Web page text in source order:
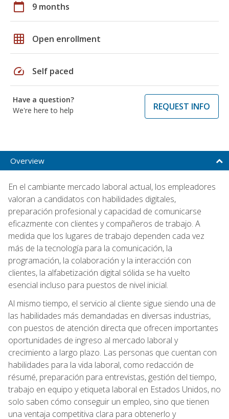
calendar_today 9 months
grid_on Open enrollment
speed Self paced
Have a question?
We're here to help
REQUEST INFO
Overview
En el cambiante mercado laboral actual, los empleadores
valoran a candidatos con habilidades digitales,
preparación profesional y capacidad de comunicarse
eficazmente con clientes y compañeros de trabajo. A
medida que los lugares de trabajo dependen cada vez
más de la tecnología para la comunicación, la
programación, la colaboración y la interacción con
clientes, la alfabetización digital sólida se ha vuelto
esencial incluso para puestos de nivel inicial.
Al mismo tiempo, el servicio al cliente sigue siendo una de
las habilidades más demandadas en diversas industrias,
con puestos de atención directa que ofrecen importantes
oportunidades de ingreso al mercado laboral y
crecimiento a largo plazo. Las personas que cuentan con
habilidades para la vida laboral, como redacción de
résumé, preparación para entrevistas, gestión del tiempo,
trabajo en equipo y etiqueta laboral en Estados Unidos, no
solo saben cómo conseguir un empleo, sino que tienen
una ventaja competitiva clara para obtenerlo y